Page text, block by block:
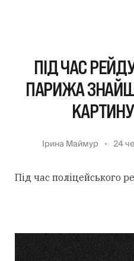
ПІД ЧАС
ПАРИЖА
Ірина Маймур 24
Під час поліцейського